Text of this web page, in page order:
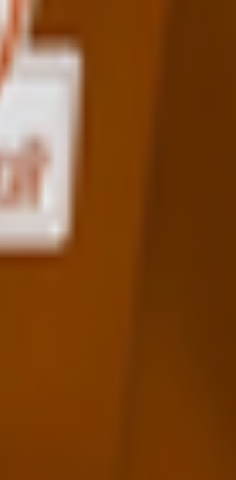
томатов без
розмарин, чабер,